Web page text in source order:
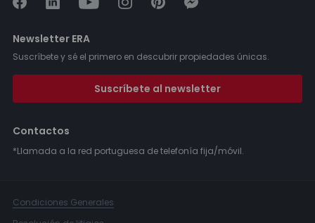
Newsletter ERA
Suscríbete y sé el primero en descubrir propiedades únicas.
Suscríbete al newsletter
Contactos
*Llamada a la red portuguesa de telefonía fija/móvil.
Condiciones Generales